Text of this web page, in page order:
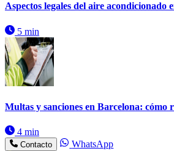
Aspectos legales del aire acondicionado
5 min
Multas y sanciones en Barcelona: cómo
4 min
Contacto
WhatsApp